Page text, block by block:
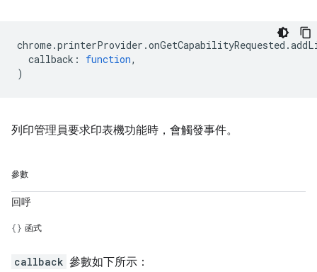
chrome.printerProvider .onGetCapabilityRequested .
callback : function,
)
列印管理員要求印表機功能時，會觸發事件。
參數
回呼
函式
callback 參數如下所示：